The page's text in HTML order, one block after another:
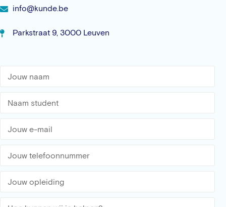
info@kunde.be
Parkstraat 9, 3000 Leuven